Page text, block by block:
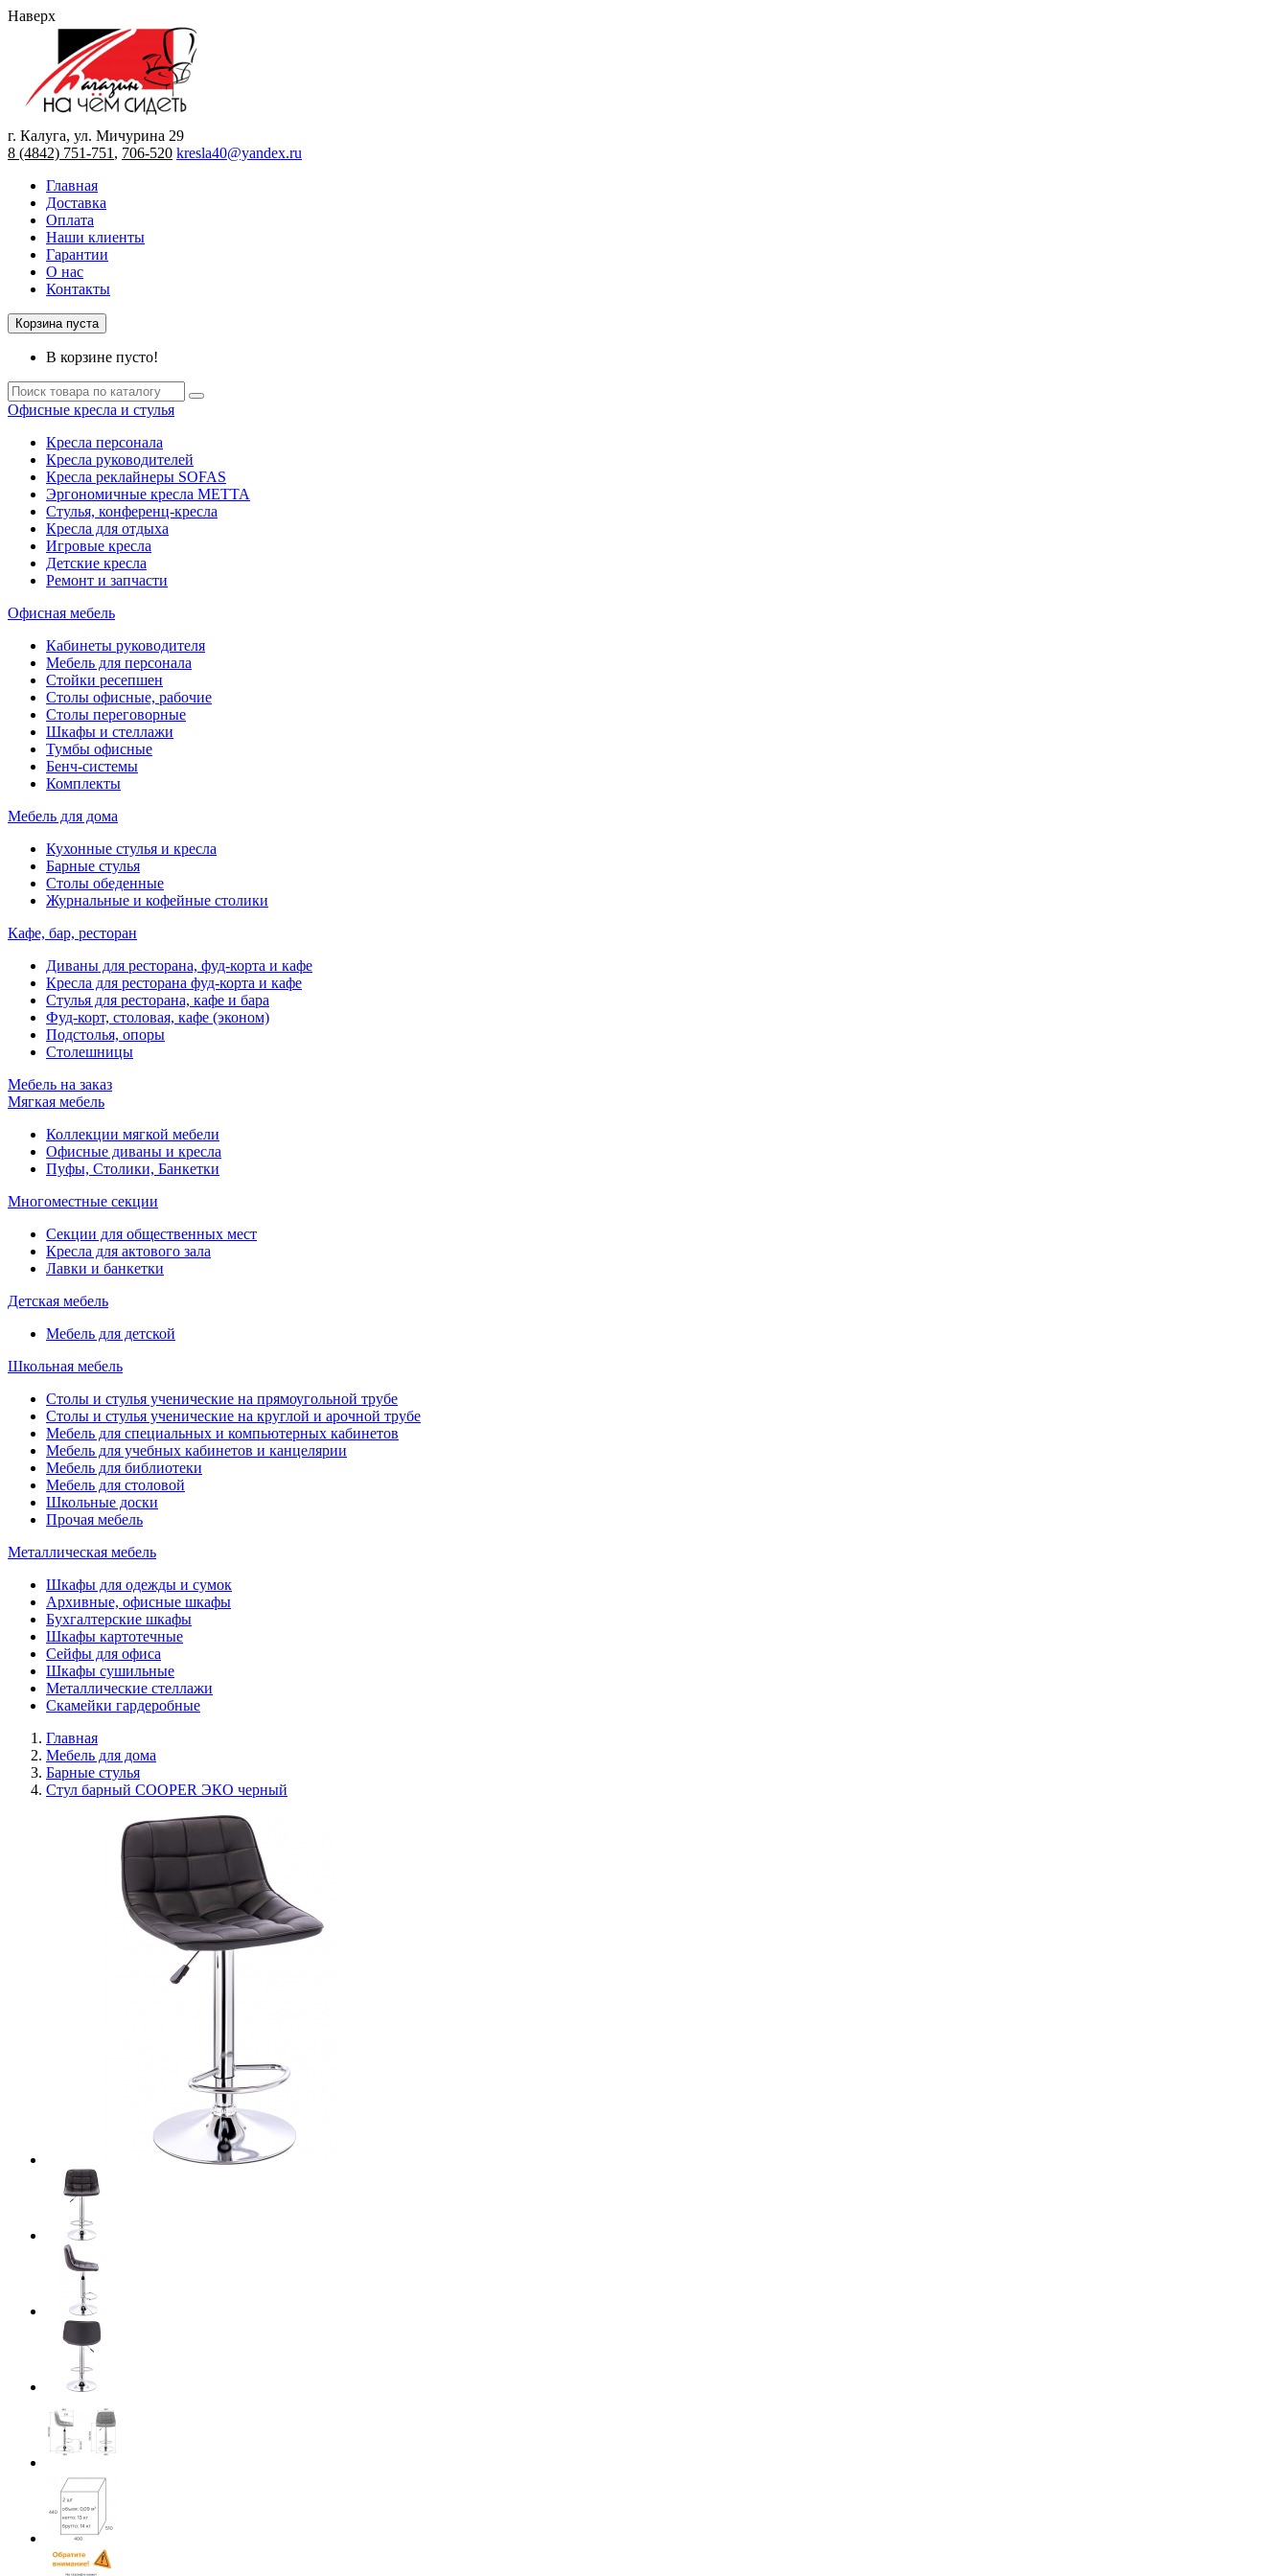
Наверх
г. Калуга, ул. Мичурина 29
8 (4842) 751-751 , 706-520 kresla40@yandex.ru
Главная
Доставка
Оплата
Наши клиенты
Гарантии
О нас
Контакты
Корзина пуста
В корзине пусто!
Офисные кресла и стулья
Кресла персонала
Кресла руководителей
Кресла реклайнеры SOFAS
Эргономичные кресла МЕТТА
Стулья, конференц-кресла
Кресла для отдыха
Игровые кресла
Детские кресла
Ремонт и запчасти
Офисная мебель
Кабинеты руководителя
Мебель для персонала
Стойки ресепшен
Столы офисные, рабочие
Столы переговорные
Шкафы и стеллажи
Тумбы офисные
Бенч-системы
Комплекты
Мебель для дома
Кухонные стулья и кресла
Барные стулья
Столы обеденные
Журнальные и кофейные столики
Кафе, бар, ресторан
Диваны для ресторана, фуд-корта и кафе
Кресла для ресторана фуд-корта и кафе
Стулья для ресторана, кафе и бара
Фуд-корт, столовая, кафе (эконом)
Подстолья, опоры
Столешницы
Мебель на заказ
Мягкая мебель
Коллекции мягкой мебели
Офисные диваны и кресла
Пуфы, Столики, Банкетки
Многоместные секции
Секции для общественных мест
Кресла для актового зала
Лавки и банкетки
Детская мебель
Мебель для детской
Школьная мебель
Столы и стулья ученические на прямоугольной трубе
Столы и стулья ученические на круглой и арочной трубе
Мебель для специальных и компьютерных кабинетов
Мебель для учебных кабинетов и канцелярии
Мебель для библиотеки
Мебель для столовой
Школьные доски
Прочая мебель
Металлическая мебель
Шкафы для одежды и сумок
Архивные, офисные шкафы
Бухгалтерские шкафы
Шкафы картотечные
Сейфы для офиса
Шкафы сушильные
Металлические стеллажи
Скамейки гардеробные
Главная
Мебель для дома
Барные стулья
Стул барный COOPER ЭКО черный